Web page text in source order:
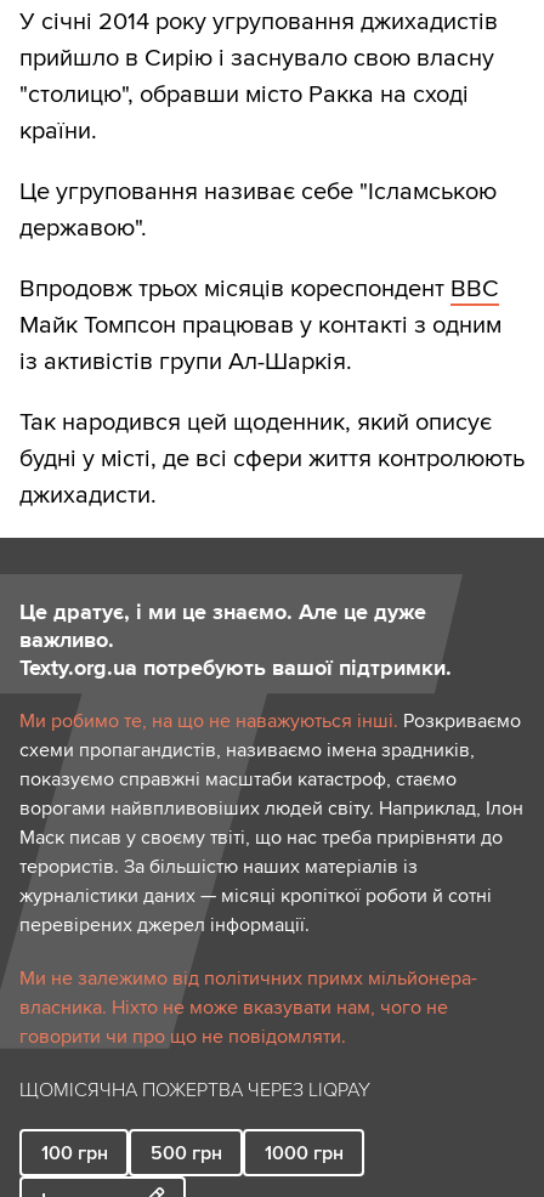
У січні 2014 року угруповання джихадистів
прийшло в Сирію і заснувало свою власну
"столицю", обравши місто Ракка на сході
країни.
Це угруповання називає себе "Ісламською
державою".
Впродовж трьох місяців кореспондент ВВС
Майк Томпсон працював у контакті з одним
із активістів групи Ал-Шаркія.
Так народився цей щоденник, який описує
будні у місті, де всі сфери життя контролюють
джихадисти.
Це дратує, і ми це знаємо. Але це дуже
важливо.
Texty.org.ua потребують вашої підтримки.
Ми робимо те, на що не наважуються інші. Розкриваємо
схеми пропагандистів, називаємо імена зрадників,
показуємо справжні масштаби катастроф, стаємо
ворогами найвпливовіших людей світу. Наприклад, Ілон
Маск писав у своєму твіті, що нас треба прирівняти до
терористів. За більшістю наших матеріалів із
журналістики даних — місяці кропіткої роботи й сотні
перевірених джерел інформації.
Ми не залежимо від політичних примх мільйонера-
власника. Ніхто не може вказувати нам, чого не
говорити чи про що не повідомляти.
ЩОМІСЯЧНА ПОЖЕРТВА ЧЕРЕЗ LIQPAY
100 грн 500 грн 1000 грн